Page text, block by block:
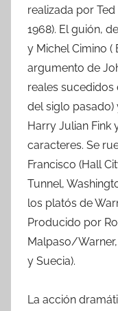
realizada por
1968). El guión,
y Michel Cimino (
argumento de
reales sucedidos
del siglo
Harry Julian Fink
caracteres. Se
Francisco (Hall
Tunnel,
los platós de
Producido por
Malpaso/Warner,
y Suecia).
La acción